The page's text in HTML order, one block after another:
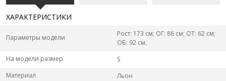
ХАРАКТЕРИСТИКИ
Параметры модели
Рост: 173 см; ОГ: 86 см; ОТ: 62 см;
ОБ: 92 см.
На модели размер
S
Материал
Льон